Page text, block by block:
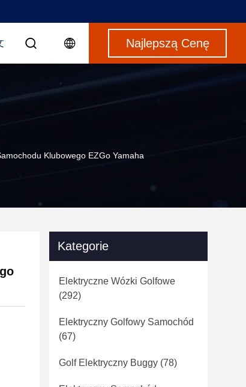
Najlepszą Cenę
Klubowego EZGo Yamaha
Kategorie
Elektryczne Wózki Golfowe
(292)
Elektryczny Golfowy Samochód
(67)
Golf Elektryczny Buggy (78)